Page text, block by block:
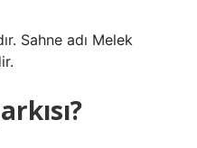
Sahne adı Melek